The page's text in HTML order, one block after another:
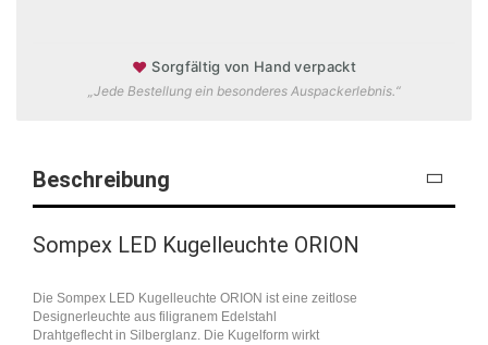
♥ Sorgfältig von Hand verpackt
„Jede Bestellung ein besonderes Auspackerlebnis.“
Beschreibung
Sompex LED Kugelleuchte ORION
Die Sompex LED Kugelleuchte ORION ist eine zeitlose
Designerleuchte aus filigranem Edelstahl
Drahtgeflecht in Silberglanz. Die Kugelform wirkt